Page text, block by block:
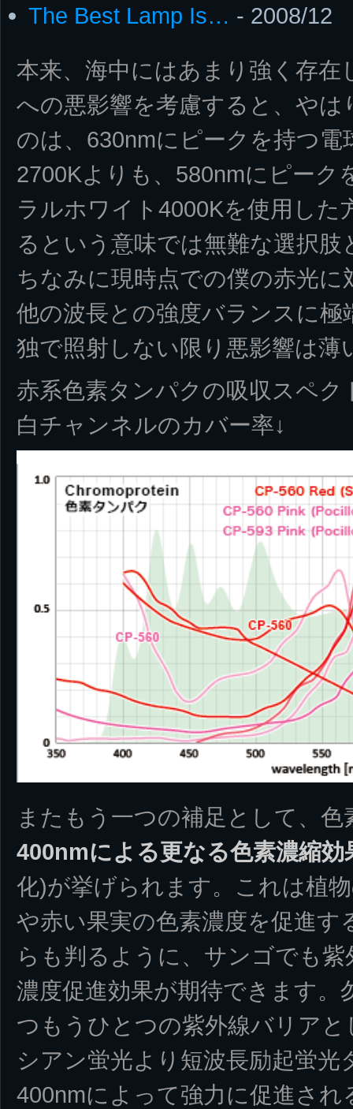
The Best Lamp Is… - 2008/12
本来、海中にはあまり強く存
への悪影響を考慮すると、や
のは、630nmにピークを持つ
2700Kよりも、580nmにピーク
ラルホワイト4000Kを使用した
るという意味では無難な選択肢
ちなみに現時点での僕の赤光
他の波長との強度バランスに
独で照射しない限り悪影響は薄
赤系色素タンパクの吸収スペ
白チャンネルのカバー率↓
またもう一つの補足として、
400nmによる更なる色素濃縮効
化)が挙げられます。これは植
や赤い果実の色素濃度を促進す
らも判るように、サンゴでも
濃度促進効果が期待できます。
つもうひとつの紫外線バリアと
シアン蛍光より短波長励起蛍
400nmによって強力に促進さ